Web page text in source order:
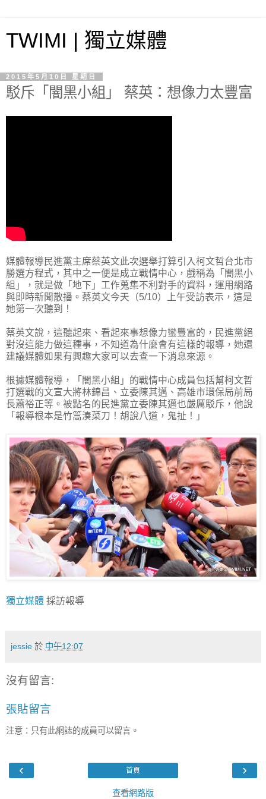
TWIMI | 獨立媒體
2015年5月10日 星期日
駁斥「闇黑小組」 蔡英：想像力太豐富
媒體報導民進黨主席蔡英文此次選舉打算引入柯文哲台北市
勝選方程式，其中之一便是成立戰情中心，戲稱為「闇黑小
組」，就是做「地下」工作蒐集不利對手的資料，運用網路
與即時新聞散播。蔡英文今天（5/10）上午受訪表示，這是
她第一次聽到！
蔡英文說，這聽起來、看起來事想像力蠻豐富的，民進黨絕
對沒這能力做這種事，不知道為什麼會有這樣的報導，她還
建議媒體如果有興趣大家可以去查一下消息來源。
根據媒體報導，「闇黑小組」的戰情中心成員包括幫柯文哲
打選戰的文宣大將林錦昌、立委陳其邁、高雄市環保局前局
長蕭裕正等。被點名的民進黨立委陳其邁也嚴厲駁斥，他說
「報導根本是竹篙湊菜刀！胡說八道，鬼扯！」
獨立媒體 採訪報導
jessie 於 中午12:07
沒有留言:
張貼留言
注意：只有此網誌的成員可以留言。
‹ ›
首頁
查看網路版